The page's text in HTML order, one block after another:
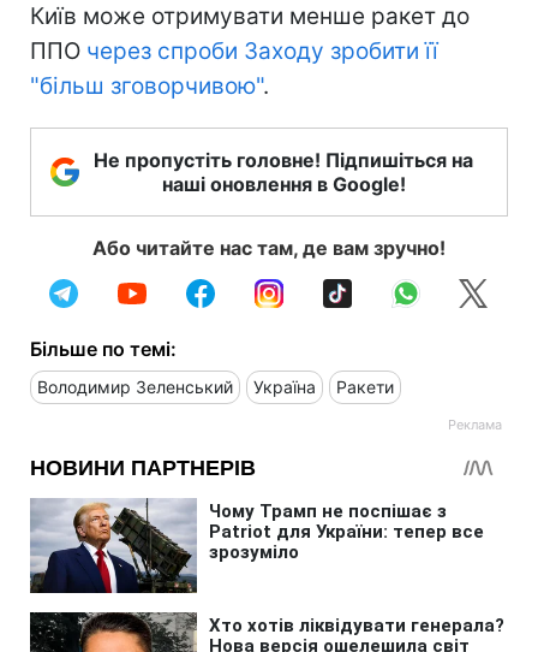
Київ може отримувати менше ракет до
ППО через спроби Заходу зробити її
"більш зговорчивою".
Не пропустіть головне! Підпишіться на
наші оновлення в Google!
Або читайте нас там, де вам зручно!
Більше по темі:
Володимир Зеленський Україна Ракети